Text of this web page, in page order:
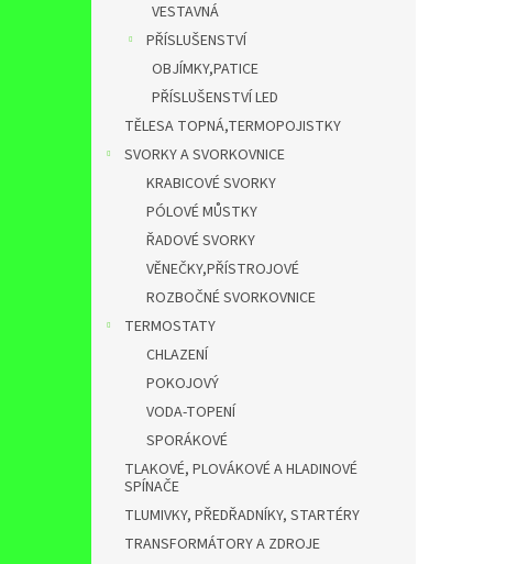
VESTAVNÁ
PŘÍSLUŠENSTVÍ
OBJÍMKY,PATICE
PŘÍSLUŠENSTVÍ LED
TĚLESA TOPNÁ,TERMOPOJISTKY
SVORKY A SVORKOVNICE
KRABICOVÉ SVORKY
PÓLOVÉ MŮSTKY
ŘADOVÉ SVORKY
VĚNEČKY,PŘÍSTROJOVÉ
ROZBOČNÉ SVORKOVNICE
TERMOSTATY
CHLAZENÍ
POKOJOVÝ
VODA-TOPENÍ
SPORÁKOVÉ
TLAKOVÉ, PLOVÁKOVÉ A HLADINOVÉ
SPÍNAČE
TLUMIVKY, PŘEDŘADNÍKY, STARTÉRY
TRANSFORMÁTORY A ZDROJE